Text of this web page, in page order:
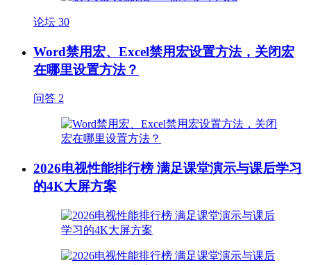
论坛 30
Word禁用宏、Excel禁用宏设置方法，关闭宏
在哪里设置方法？
问答 2
2026电视性能排行榜 满足课堂演示与课后学习
的4K大屏方案